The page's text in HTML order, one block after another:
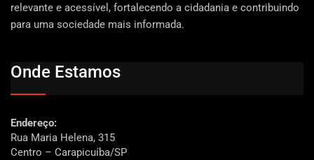
relevante e acessível, fortalecendo a cidadania e contribuindo
para uma sociedade mais informada.
Onde Estamos
Endereço:
Rua Maria Helena, 315
Centro – Carapicuíba/SP